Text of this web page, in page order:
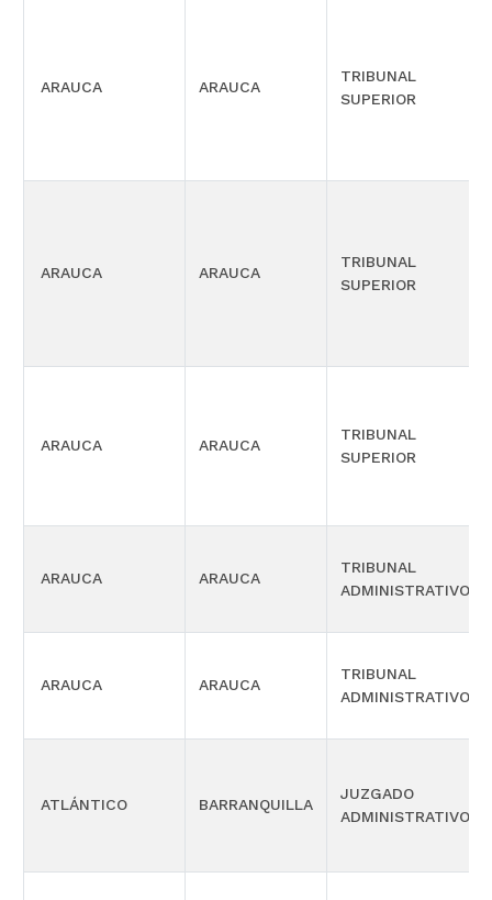
ARAUCA ARAUCA
TRIBUNAL
SUPERIOR
ARAUCA ARAUCA
TRIBUNAL
SUPERIOR
ARAUCA ARAUCA
TRIBUNAL
SUPERIOR
ARAUCA ARAUCA
TRIBUNAL
ADMINISTRATIVO
ARAUCA ARAUCA
TRIBUNAL
ADMINISTRATIVO
ATLÁNTICO BARRANQUILLA
JUZGADO
ADMINISTRATIVO